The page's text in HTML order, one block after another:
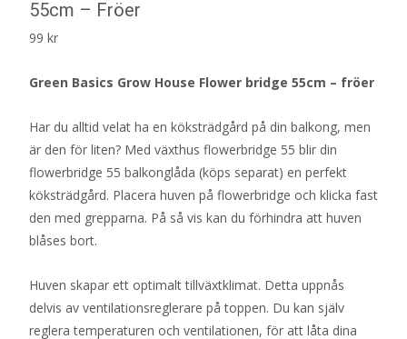
55cm – Fröer
99 kr
Green Basics Grow House Flower bridge 55cm – fröer
Har du alltid velat ha en köksträdgård på din balkong, men
är den för liten? Med växthus flowerbridge 55 blir din
flowerbridge 55 balkonglåda (köps separat) en perfekt
köksträdgård. Placera huven på flowerbridge och klicka fast
den med grepparna. På så vis kan du förhindra att huven
blåses bort.
Huven skapar ett optimalt tillväxtklimat. Detta uppnås
delvis av ventilationsreglerare på toppen. Du kan själv
reglera temperaturen och ventilationen, för att låta dina